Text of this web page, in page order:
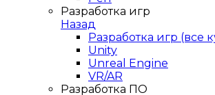
Разработка игр
Назад
Разработка игр (все
Unity
Unreal Engine
VR/AR
Разработка ПО